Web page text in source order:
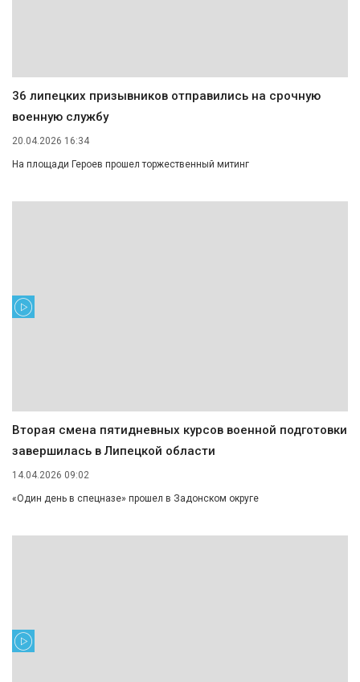
36 липецких призывников отправились на срочную
военную службу
20.04.2026 16:34
На площади Героев прошел торжественный митинг
Вторая смена пятидневных курсов военной подготовки
завершилась в Липецкой области
14.04.2026 09:02
«Один день в спецназе» прошел в Задонском округе